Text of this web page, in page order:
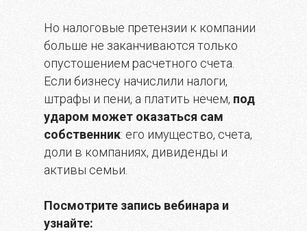
Но налоговые претензии к компании
больше не заканчиваются только
опустошением расчетного счета.
Если бизнесу начислили налоги,
штрафы и пени, а платить нечем, под
ударом может оказаться сам
собственник: его имущество, счета,
доли в компаниях, дивиденды и
активы семьи.
Посмотрите запись вебинара и
узнайте: